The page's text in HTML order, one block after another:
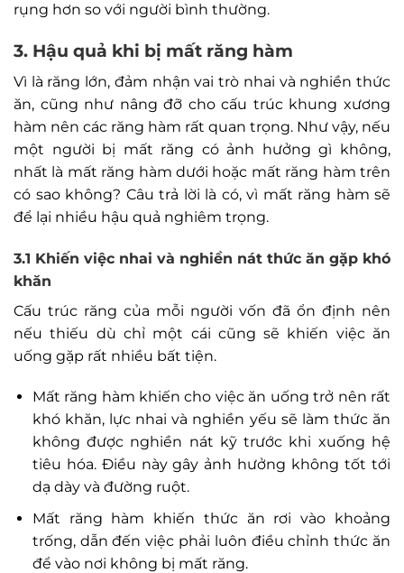
rụng hơn so với người bình thường.
3. Hậu quả khi bị mất răng hàm
Vì là răng lớn, đảm nhận vai trò nhai và nghiền thức
ăn, cũng như nâng đỡ cho cấu trúc khung xương
hàm nên các răng hàm rất quan trọng. Như vậy, nếu
một người bị mất răng có ảnh hưởng gì không,
nhất là mất răng hàm dưới hoặc mất răng hàm trên
có sao không? Câu trả lời là có, vì mất răng hàm sẽ
để lại nhiều hậu quả nghiêm trọng.
3.1 Khiến việc nhai và nghiền nát thức ăn gặp khó
khăn
Cấu trúc răng của mỗi người vốn đã ổn định nên
nếu thiếu dù chỉ một cái cũng sẽ khiến việc ăn
uống gặp rất nhiều bất tiện.
Mất răng hàm khiến cho việc ăn uống trở nên rất
khó khăn, lực nhai và nghiền yếu sẽ làm thức ăn
không được nghiền nát kỹ trước khi xuống hệ
tiêu hóa. Điều này gây ảnh hưởng không tốt tới
dạ dày và đường ruột.
Mất răng hàm khiến thức ăn rơi vào khoảng
trống, dẫn đến việc phải luôn điều chỉnh thức ăn
để vào nơi không bị mất răng.